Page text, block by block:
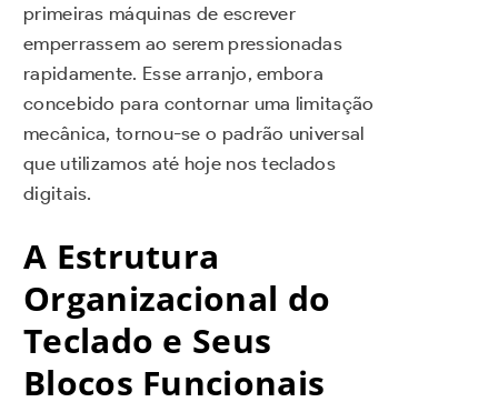
primeiras máquinas de escrever
emperrassem ao serem pressionadas
rapidamente. Esse arranjo, embora
concebido para contornar uma limitação
mecânica, tornou-se o padrão universal
que utilizamos até hoje nos teclados
digitais.
A Estrutura
Organizacional do
Teclado e Seus
Blocos Funcionais